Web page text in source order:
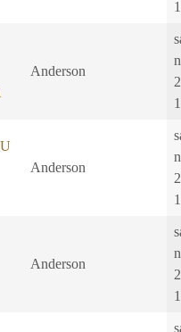
Anderson
Anderson
Anderson